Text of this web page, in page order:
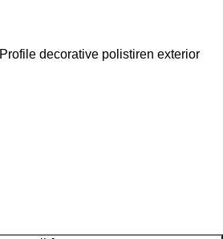
Profile decorative polistiren exterior